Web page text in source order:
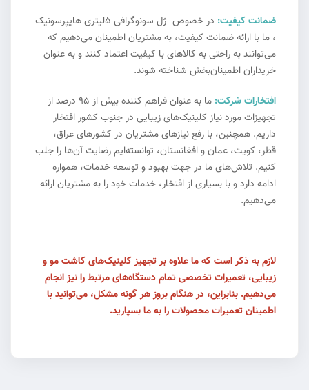
ضمانت کیفیت:
در خصوص ژل سونوگرافی 5لیتری هایپرسونیک
، ما با ارائه ضمانت کیفیت، به مشتریان اطمینان می‌دهیم که
می‌توانند به راحتی به کالاهای با کیفیت اعتماد کنند و به عنوان
خریداران اطمینان‌بخش شناخته شوند.
افتخارات شرکت:
ما به عنوان فراهم کننده بیش از ۹۵ درصد از
تجهیزات مورد نیاز کلینیک‌های زیبایی در جنوب کشور افتخار
داریم. همچنین، با رفع نیازهای مشتریان در کشورهای عراق،
قطر، کویت، عمان و افغانستان، توانسته‌ایم رضایت آن‌ها را جلب
کنیم. تلاش‌های ما در جهت بهبود و توسعه خدمات، همواره
ادامه دارد و با بسیاری از افتخار، خدمات خود را به مشتریان ارائه
می‌دهیم.
لازم به ذکر است که ما علاوه بر تجهیز کلینیک‌های کاشت مو و
زیبایی، تعمیرات تخصصی تمام دستگاه‌های مرتبط را نیز انجام
می‌دهیم. بنابراین، در هنگام بروز هر گونه مشکل، می‌توانید با
اطمینان تعمیرات محصولات را به ما بسپارید.